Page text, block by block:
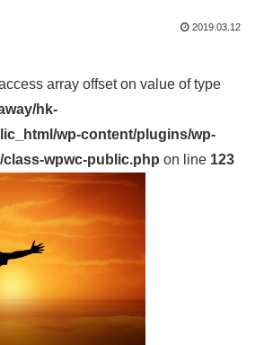
2019.03.12
array offset on value of type
hk-
wp-content/plugins/wp-
wpwc-public.php on line 123